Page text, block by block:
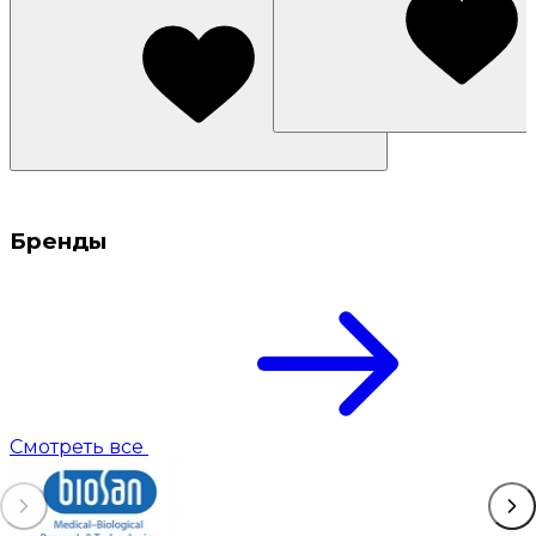
Бренды
Смотреть все